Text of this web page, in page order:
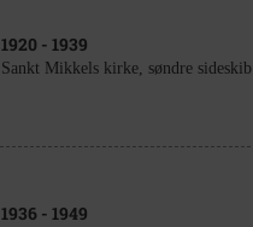
1920 - 1939
Sankt Mikkels kirke, søndre sideskib
1936 - 1949